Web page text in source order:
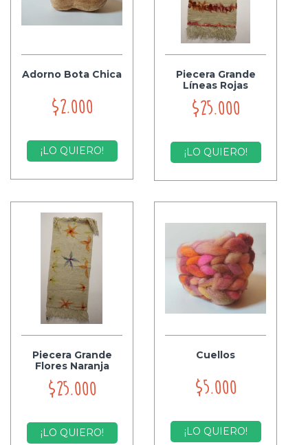
Adorno Bota Chica
$2.000
¡LO QUIERO!
Piecera Grande
Líneas Rojas
$25.000
¡LO QUIERO!
Piecera Grande
Flores Naranja
$25.000
¡LO QUIERO!
Cuellos
$5.000
¡LO QUIERO!